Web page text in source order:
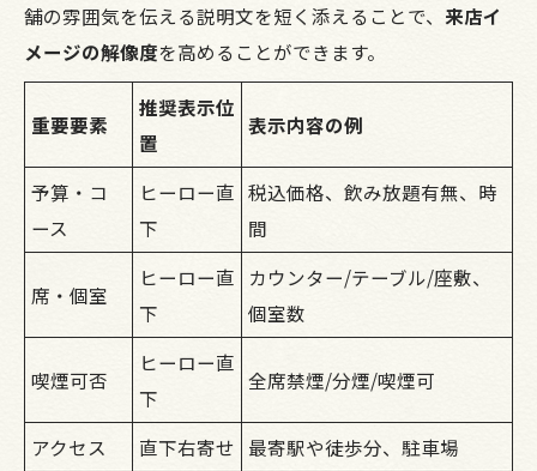
舗の雰囲気を伝える説明文を短く添えることで、 来店イ
メージの解像度を高めることができます。
重要要素
推奨表示位
置
表示内容の例
予算・コ
ース
ヒーロー直
下
税込価格、飲み放題有無、時
間
席・個室
ヒーロー直
下
カウンター/テーブル/座敷、
個室数
喫煙可否
ヒーロー直
下
全席禁煙/分煙/喫煙可
アクセス 直下右寄せ 最寄駅や徒歩分、駐車場